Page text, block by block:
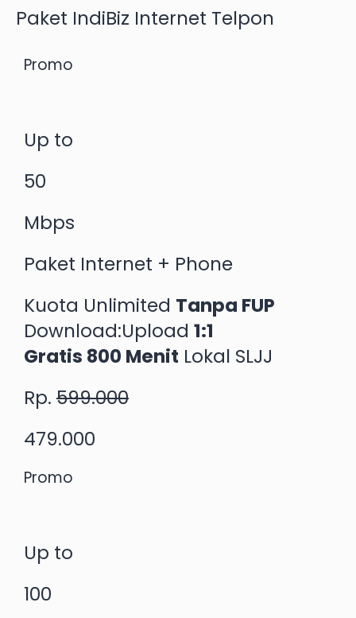
Paket IndiBiz Internet Telpon
Promo
Up to
50
Mbps
Paket Internet + Phone
Kuota Unlimited Tanpa FUP
Download:Upload 1:1
Gratis 800 Menit Lokal SLJJ
Rp. 599.000
479.000
Promo
Up to
100